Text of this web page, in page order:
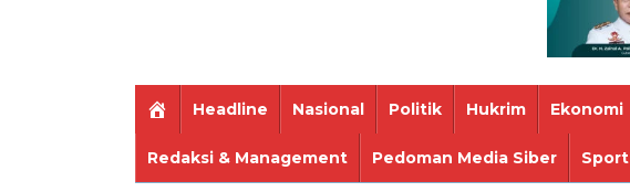
Headline Nasional Politik Hukrim Ekonomi
Redaksi & Management Pedoman Media Siber Sport